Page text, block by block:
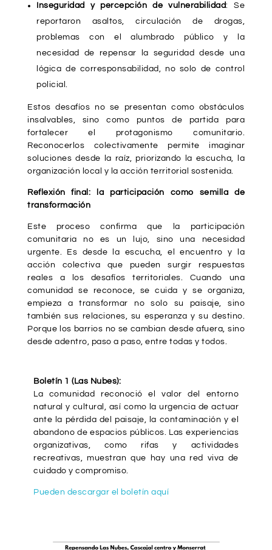
Inseguridad y percepción de vulnerabilidad: Se
reportaron asaltos, circulación de drogas,
problemas con el alumbrado público y la
necesidad de repensar la seguridad desde una
lógica de corresponsabilidad, no solo de control
policial.
Estos desafíos no se presentan como obstáculos
insalvables, sino como puntos de partida para
fortalecer el protagonismo comunitario.
Reconocerlos colectivamente permite imaginar
soluciones desde la raíz, priorizando la escucha, la
organización local y la acción territorial sostenida.
Reflexión final: la participación como semilla de
transformación
Este proceso confirma que la participación
comunitaria no es un lujo, sino una necesidad
urgente. Es desde la escucha, el encuentro y la
acción colectiva que pueden surgir respuestas
reales a los desafíos territoriales. Cuando una
comunidad se reconoce, se cuida y se organiza,
empieza a transformar no solo su paisaje, sino
también sus relaciones, su esperanza y su destino.
Porque los barrios no se cambian desde afuera, sino
desde adentro, paso a paso, entre todas y todos.
Boletín 1 (Las Nubes):
La comunidad reconoció el valor del entorno
natural y cultural, así como la urgencia de actuar
ante la pérdida del paisaje, la contaminación y el
abandono de espacios públicos. Las experiencias
organizativas, como rifas y actividades
recreativas, muestran que hay una red viva de
cuidado y compromiso.
Pueden descargar el boletín aquí